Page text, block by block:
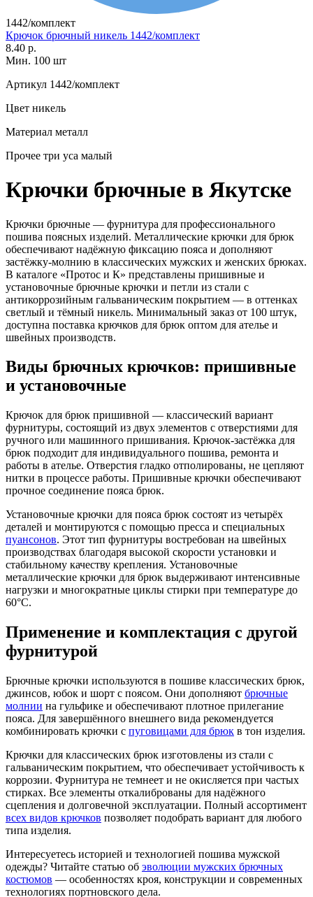
1442/комплект
Крючок брючный никель 1442/комплект
8.40 р.
Мин. 100 шт
Артикул 1442/комплект
Цвет никель
Материал металл
Прочее три уса малый
Крючки брючные в Якутске
Крючки брючные — фурнитура для профессионального
пошива поясных изделий. Металлические крючки для брюк
обеспечивают надёжную фиксацию пояса и дополняют
застёжку-молнию в классических мужских и женских брюках.
В каталоге «Протос и К» представлены пришивные и
установочные брючные крючки и петли из стали с
антикоррозийным гальваническим покрытием — в оттенках
светлый и тёмный никель. Минимальный заказ от 100 штук,
доступна поставка крючков для брюк оптом для ателье и
швейных производств.
Виды брючных крючков: пришивные
и установочные
Крючок для брюк пришивной — классический вариант
фурнитуры, состоящий из двух элементов с отверстиями для
ручного или машинного пришивания. Крючок-застёжка для
брюк подходит для индивидуального пошива, ремонта и
работы в ателье. Отверстия гладко отполированы, не цепляют
нитки в процессе работы. Пришивные крючки обеспечивают
прочное соединение пояса брюк.
Установочные крючки для пояса брюк состоят из четырёх
деталей и монтируются с помощью пресса и специальных
пуансонов. Этот тип фурнитуры востребован на швейных
производствах благодаря высокой скорости установки и
стабильному качеству крепления. Установочные
металлические крючки для брюк выдерживают интенсивные
нагрузки и многократные циклы стирки при температуре до
60°C.
Применение и комплектация с другой
фурнитурой
Брючные крючки используются в пошиве классических брюк,
джинсов, юбок и шорт с поясом. Они дополняют брючные
молнии на гульфике и обеспечивают плотное прилегание
пояса. Для завершённого внешнего вида рекомендуется
комбинировать крючки с пуговицами для брюк в тон изделия.
Крючки для классических брюк изготовлены из стали с
гальваническим покрытием, что обеспечивает устойчивость к
коррозии. Фурнитура не темнеет и не окисляется при частых
стирках. Все элементы откалиброваны для надёжного
сцепления и долговечной эксплуатации. Полный ассортимент
всех видов крючков позволяет подобрать вариант для любого
типа изделия.
Интересуетесь историей и технологией пошива мужской
одежды? Читайте статью об эволюции мужских брючных
костюмов — особенностях кроя, конструкции и современных
технологиях портновского дела.